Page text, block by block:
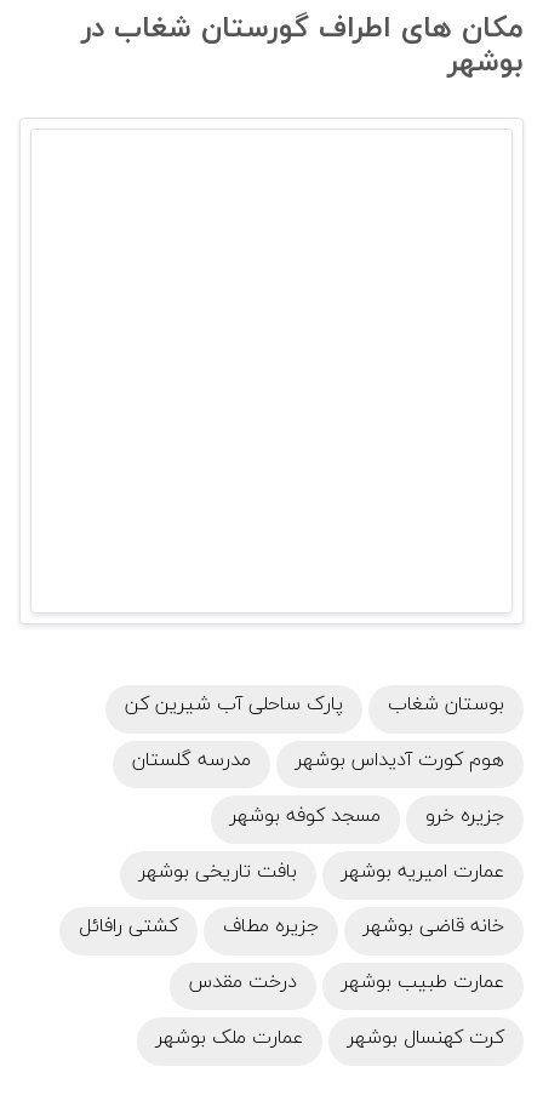
مکان های اطراف گورستان شغاب در
بوشهر
بوستان شغاب
پارک ساحلی آب شیرین کن
هوم کورت آدیداس بوشهر
مدرسه گلستان
جزیره خرو
مسجد کوفه بوشهر
عمارت امیریه بوشهر
بافت تاریخی بوشهر
خانه قاضی بوشهر
جزیره مطاف
کشتی رافائل
عمارت طبیب بوشهر
درخت مقدس
کرت کهنسال بوشهر
عمارت ملک بوشهر